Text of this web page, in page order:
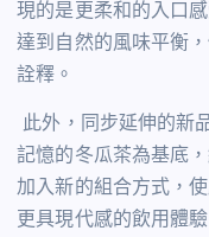
現的是更柔和的入口
達到自然的風味平衡
詮釋。
此外，同步延伸的新
記憶的冬瓜茶為基底
加入新的組合方式，
更具現代感的飲用體驗